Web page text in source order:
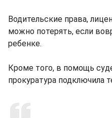
Водительские права,
можно потерять, если
ребенке.
Кроме того, в помощь
прокуратура подключила